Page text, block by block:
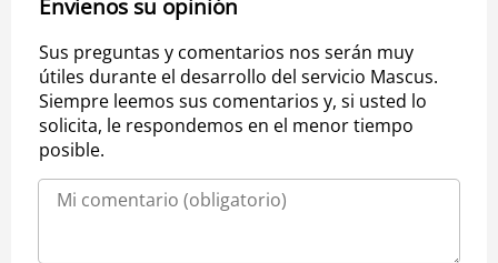
Envienos su opinión
Sus preguntas y comentarios nos serán muy
útiles durante el desarrollo del servicio Mascus.
Siempre leemos sus comentarios y, si usted lo
solicita, le respondemos en el menor tiempo
posible.